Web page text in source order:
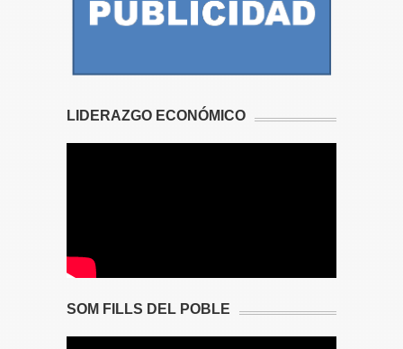
LIDERAZGO ECONÓMICO
SOM FILLS DEL POBLE